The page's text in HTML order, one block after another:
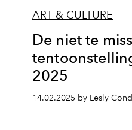
ART & CULTURE
De niet te
2025
14.02.2025 by Lesly